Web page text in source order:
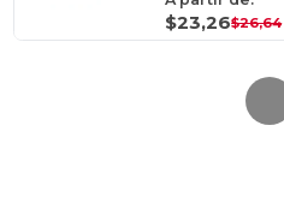
$23,26$26,64